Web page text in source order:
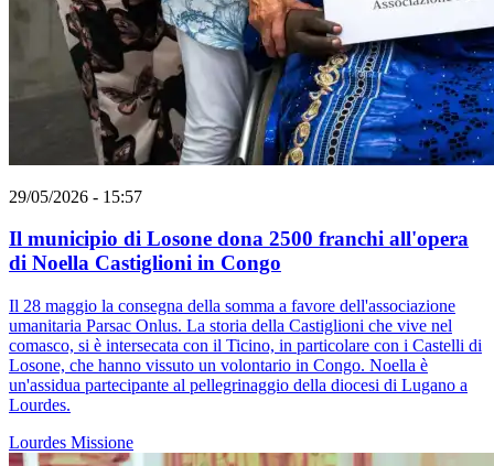
29/05/2026 - 15:57
Il municipio di Losone dona 2500 franchi all'opera
di Noella Castiglioni in Congo
Il 28 maggio la consegna della somma a favore dell'associazione
umanitaria Parsac Onlus. La storia della Castiglioni che vive nel
comasco, si è intersecata con il Ticino, in particolare con i Castelli di
Losone, che hanno vissuto un volontario in Congo. Noella è
un'assidua partecipante al pellegrinaggio della diocesi di Lugano a
Lourdes.
Lourdes Missione